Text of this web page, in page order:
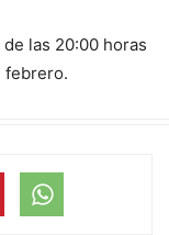
las 20:00 horas
febrero.